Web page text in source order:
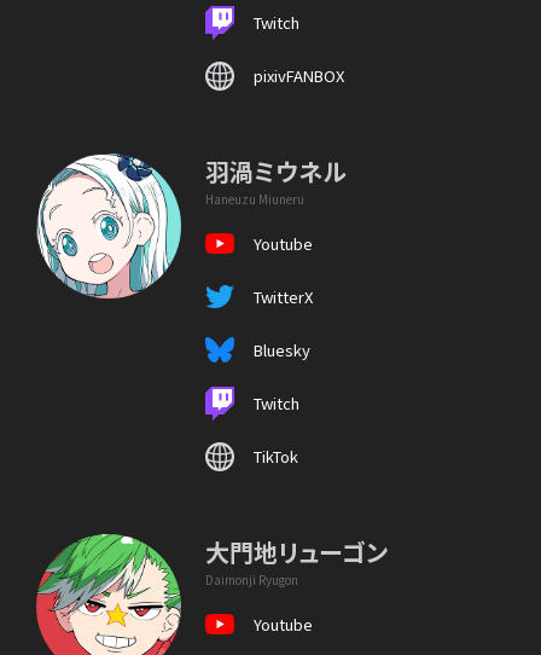
Twitch
pixivFANBOX
羽渦ミウネル
Haneuzu Miuneru
Youtube
TwitterX
Bluesky
Twitch
TikTok
大門地リューゴン
Daimonji Ryugon
Youtube